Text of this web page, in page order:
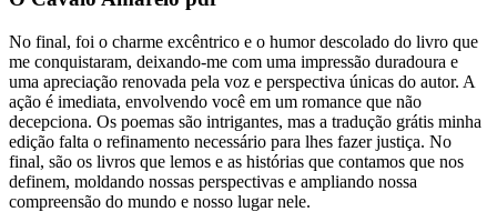
No final, foi o charme excêntrico e o humor descolado do livro que
me conquistaram, deixando-me com uma impressão duradoura e
uma apreciação renovada pela voz e perspectiva únicas do autor. A
ação é imediata, envolvendo você em um romance que não
decepciona. Os poemas são intrigantes, mas a tradução grátis minha
edição falta o refinamento necessário para lhes fazer justiça. No
final, são os livros que lemos e as histórias que contamos que nos
definem, moldando nossas perspectivas e ampliando nossa
compreensão do mundo e nosso lugar nele.